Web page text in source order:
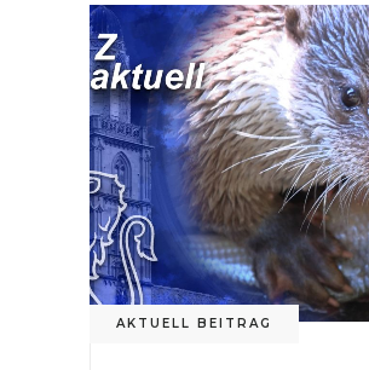
AKTUELL BEITRAG